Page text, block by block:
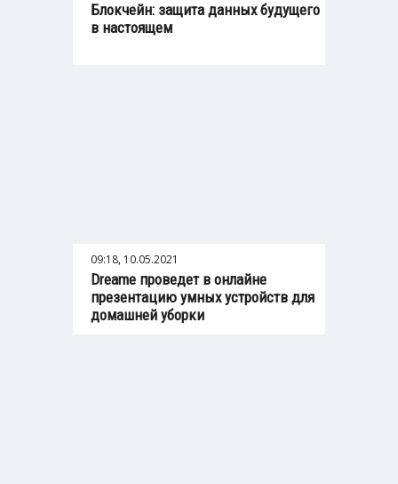
Блокчейн: защита данных будущего
в настоящем
09:18, 10.05.2021
Dreame проведет в онлайне
презентацию умных устройств для
домашней уборки